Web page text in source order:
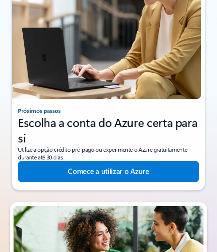
Próximos passos
Escolha a conta do Azure certa para
si
Utilize a opção crédito pré-pago ou experimente o Azure gratuitamente
durante até 30 dias.
Comece a utilizar o Azure